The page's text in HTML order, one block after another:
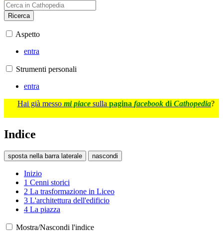
Ricerca
Aspetto
entra
Strumenti personali
entra
Hai già messo mi piace sulla pagina facebook di Cathopedia?
Indice
sposta nella barra laterale nascondi
Inizio
1 Cenni storici
2 La trasformazione in Liceo
3 L'architettura dell'edificio
4 La piazza
Mostra/Nascondi l'indice